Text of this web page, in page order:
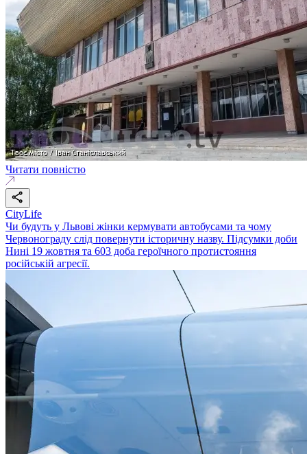
Читати повністю
CityLife
Чи будуть у Львові жінки кермувати автобусами та чому
Червонограду слід повернути історичну назву. Підсумки доби
Нині 19 жовтня та 603 доба героїчного протистояння
російській агресії.